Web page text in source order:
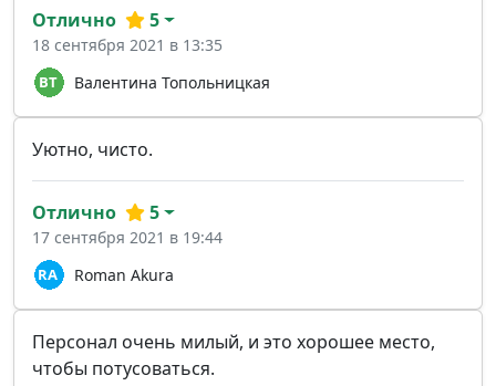
Валентина Топольницкая
Отлично 5
18 сентября 2021 в 13:35
Уютно, чисто.
Roman Akura
Отлично 5
17 сентября 2021 в 19:44
Персонал очень милый, и это хорошее место,
чтобы потусоваться.